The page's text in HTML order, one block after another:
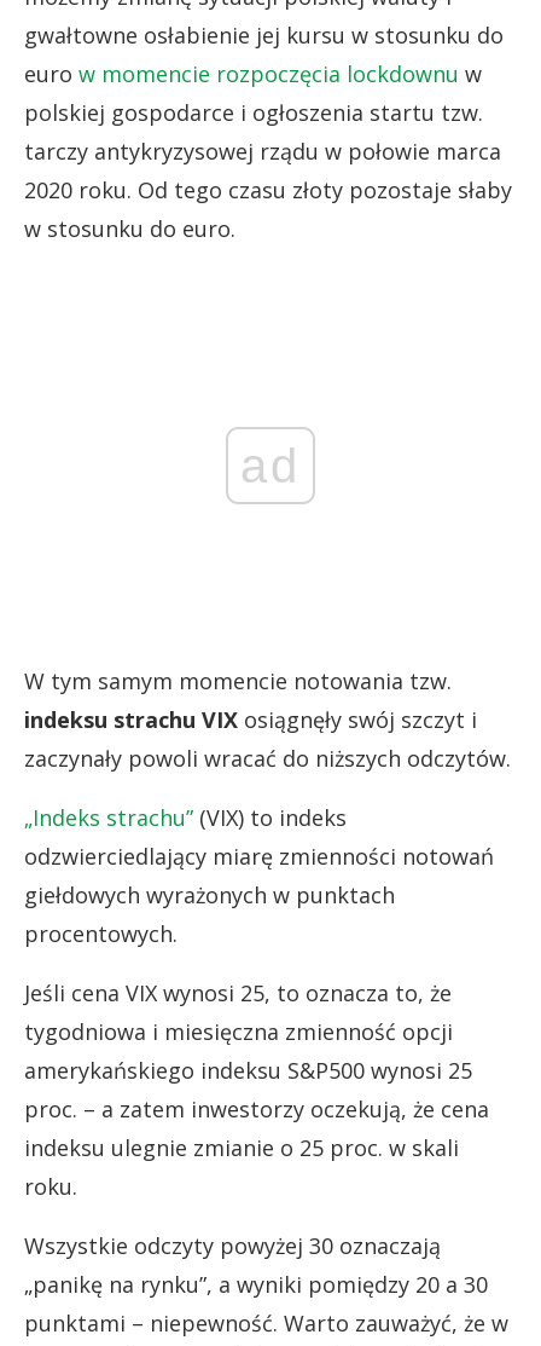
gwałtowne osłabienie jej kursu w stosunku do
euro w momencie rozpoczęcia lockdownu w
polskiej gospodarce i ogłoszenia startu tzw.
tarczy antykryzysowej rządu w połowie marca
2020 roku. Od tego czasu złoty pozostaje słaby
w stosunku do euro.
ad
W tym samym momencie notowania tzw.
indeksu strachu VIX osiągnęły swój szczyt i
zaczynały powoli wracać do niższych odczytów.
„Indeks strachu” (VIX) to indeks
odzwierciedlający miarę zmienności notowań
giełdowych wyrażonych w punktach
procentowych.
Jeśli cena VIX wynosi 25, to oznacza to, że
tygodniowa i miesięczna zmienność opcji
amerykańskiego indeksu S&P500 wynosi 25
proc. – a zatem inwestorzy oczekują, że cena
indeksu ulegnie zmianie o 25 proc. w skali
roku.
Wszystkie odczyty powyżej 30 oznaczają
„panikę na rynku”, a wyniki pomiędzy 20 a 30
punktami – niepewność. Warto zauważyć, że w